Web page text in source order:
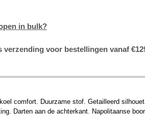
in bulk?
verzending voor bestellingen vanaf
comfort. Duurzame stof. Getailleerd
Darten aan de achterkant. Napolitaanse